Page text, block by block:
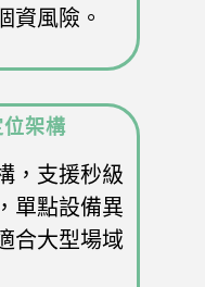
資風險。
架構
，支援秒級
單點設備異
合大型場域